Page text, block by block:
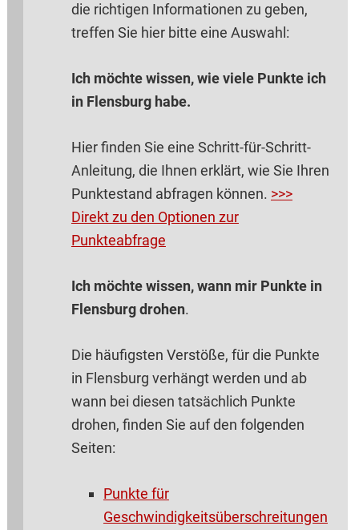
die richtigen Informationen zu geben,
treffen Sie hier bitte eine Auswahl:
Ich möchte wissen, wie viele Punkte ich
in Flensburg habe.
Hier finden Sie eine Schritt-für-Schritt-
Anleitung, die Ihnen erklärt, wie Sie Ihren
Punktestand abfragen können. >>>
Direkt zu den Optionen zur
Punkteabfrage
Ich möchte wissen, wann mir Punkte in
Flensburg drohen.
Die häufigsten Verstöße, für die Punkte
in Flensburg verhängt werden und ab
wann bei diesen tatsächlich Punkte
drohen, finden Sie auf den folgenden
Seiten:
Punkte für
Geschwindigkeitsüberschreitungen